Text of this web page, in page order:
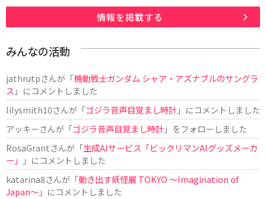
情報を掲載する
みんなの活動
jathrutpさんが「機動戦士ガンダム シャア・アズナブルのサングラ
ス 」にコメントしました
lilysmith10さんが「ゴジラ音声目覚まし時計」にコメントしました
アッキーさんが「ゴジラ音声目覚まし時計」をフォローしました
RosaGrantさんが「生成AIサービス「ビックリマンAIグッズメーカ
ー」
」にコメントしました
katarina8さんが「動き出す妖怪展 TOKYO 〜Imagination of
Japan〜」にコメントしました